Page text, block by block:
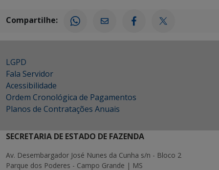
Compartilhe:
LGPD
Fala Servidor
Acessibilidade
Ordem Cronológica de Pagamentos
Planos de Contratações Anuais
SECRETARIA DE ESTADO DE FAZENDA
Av. Desembargador José Nunes da Cunha s/n - Bloco 2
Parque dos Poderes - Campo Grande | MS